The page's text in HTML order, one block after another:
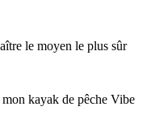
le moyen le plus sûr
kayak de pêche Vibe